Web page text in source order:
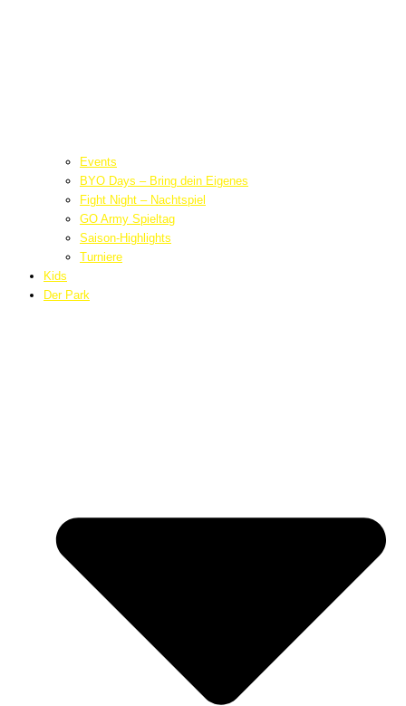
Events
BYO Days – Bring dein Eigenes
Fight Night – Nachtspiel
GO Army Spieltag
Saison-Highlights
Turniere
Kids
Der Park